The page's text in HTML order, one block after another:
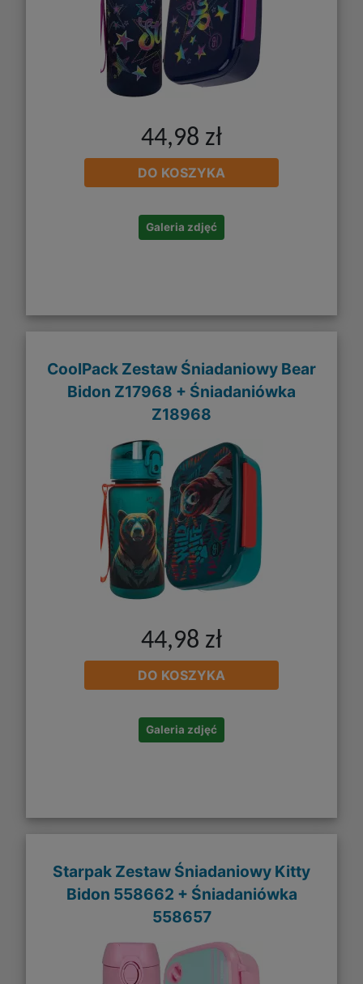
44,98 zł
DO KOSZYKA
Galeria zdjęć
CoolPack Zestaw Śniadaniowy Bear
Bidon Z17968 + Śniadaniówka
Z18968
44,98 zł
DO KOSZYKA
Galeria zdjęć
Starpak Zestaw Śniadaniowy Kitty
Bidon 558662 + Śniadaniówka
558657